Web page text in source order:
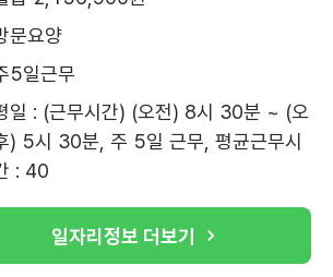
문요양
5일근무
일 : (근무시간) (오전) 8시 30분 ~ (오
) 5시 30분, 주 5일 근무, 평균근무시
: 40
일자리정보 더보기